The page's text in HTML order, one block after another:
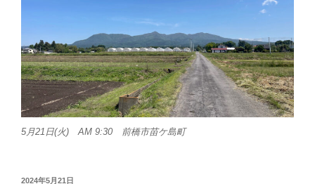
5月21日(火) AM 9:30 前橋市苗ケ島町
投
2024年5月21日